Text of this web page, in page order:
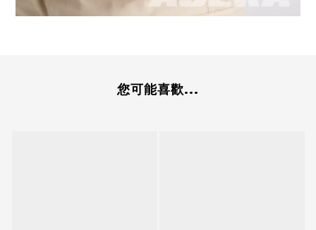
您可能喜歡...